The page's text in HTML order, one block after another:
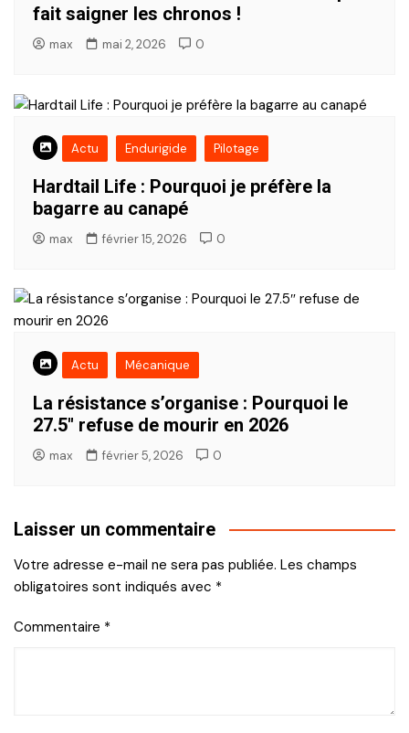
fait saigner les chronos !
max mai 2, 2026 0
Actu Endurigide Pilotage
Hardtail Life : Pourquoi je préfère la
bagarre au canapé
max février 15, 2026 0
Actu Mécanique
La résistance s’organise : Pourquoi le
27.5″ refuse de mourir en 2026
max février 5, 2026 0
Laisser un commentaire
Votre adresse e-mail ne sera pas publiée. Les champs
obligatoires sont indiqués avec *
Commentaire *